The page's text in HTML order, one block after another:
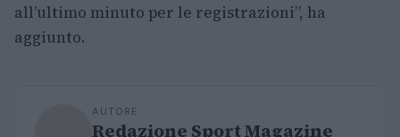
all’ultimo minuto per le registrazioni”, ha
aggiunto.
AUTORE
Redazione Sport Magazine